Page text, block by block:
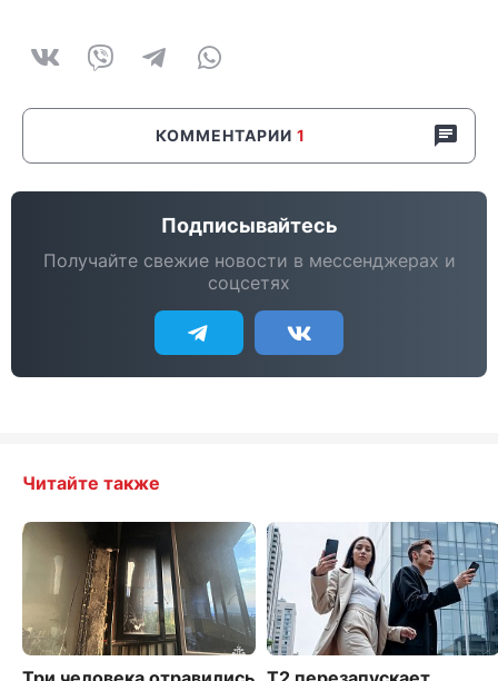
КОММЕНТАРИИ 1
Подписывайтесь
Получайте свежие новости в мессенджерах и
соцсетях
Читайте также